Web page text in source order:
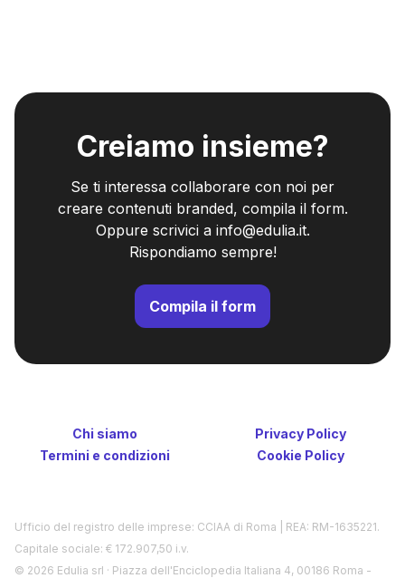
Creiamo insieme?
Se ti interessa collaborare con noi per
creare contenuti branded, compila il form.
Oppure scrivici a info@edulia.it.
Rispondiamo sempre!
Compila il form
Chi siamo
Termini e condizioni
Privacy Policy
Cookie Policy
Ufficio del registro delle imprese: CCIAA di Roma | REA: RM-1635221.
Capitale sociale: € 172.907,50 i.v.
© 2026 Edulia srl · Piazza dell'Enciclopedia Italiana 4, 00186 Roma -